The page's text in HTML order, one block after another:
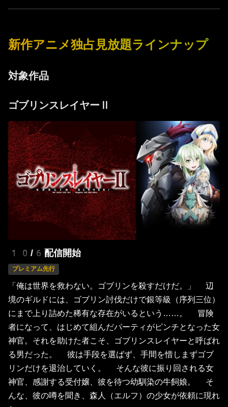
新作アニメ独占見放題ラインナップ
対象作品
ゴブリンスレイヤーⅡ
10/6配信開始
プレミアム先行
「俺は世界を救わない。ゴブリンを殺すだけだ。」 辺
境のギルドには、ゴブリン討伐だけで銀等級（序列三位）
にまで上り詰めた稀有な存在がいるという……。 冒険
者になって、はじめて組んだパーティがピンチとなった女
神官。それを助けた者こそ、ゴブリンスレイヤーと呼ばれ
る男だった。 彼は手段を選ばず、手間を惜しまずゴブ
リンだけを退治していく。 そんな彼に振り回される女
神官、感謝する受付嬢、彼を待つ幼馴染の牛飼娘。 そ
んな、彼の噂を聞き、森人（エルフ）の少女が依頼に現れ